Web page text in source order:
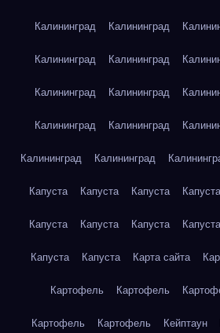
Калининград Калининград
Калининград Калининград
Калининград Калининград
Калининград Калининград
Калининград Калининград
Капуста Капуста Капуста Капуста
Капуста Капуста Капуста Капуста
Капуста Капуста Карта сайта
Картофель Картофель
Картофель Картофель Кейптаун